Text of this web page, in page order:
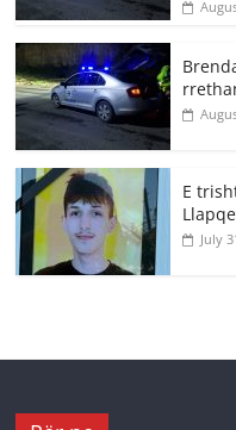
E
July